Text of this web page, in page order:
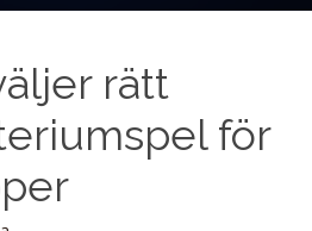
rätt
för